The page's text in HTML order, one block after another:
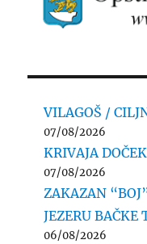
VILAGOŠ /
07/08/2026
KRIVAJA
07/08/2026
ZAKAZAN
JEZERU BAČKE
06/08/2026